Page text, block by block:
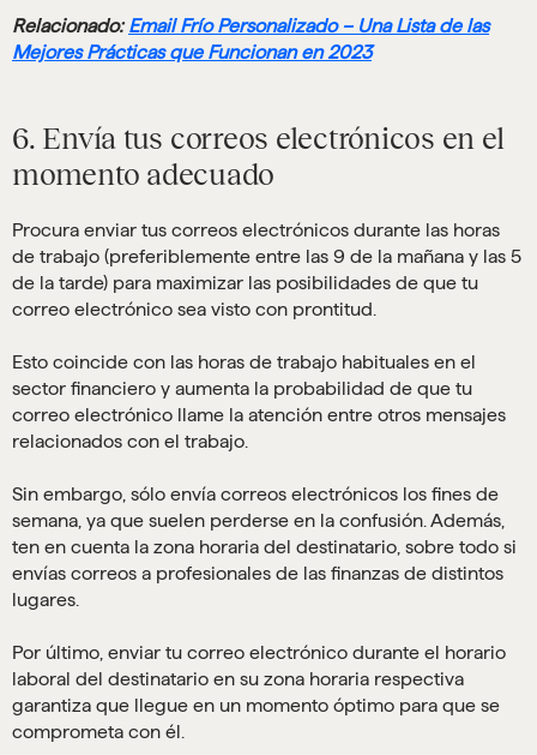
Relacionado: Email Frío Personalizado – Una Lista de las
Mejores Prácticas que Funcionan en 2023
6. Envía tus correos electrónicos en el
momento adecuado
Procura enviar tus correos electrónicos durante las horas
de trabajo (preferiblemente entre las 9 de la mañana y las 5
de la tarde) para maximizar las posibilidades de que tu
correo electrónico sea visto con prontitud.
Esto coincide con las horas de trabajo habituales en el
sector financiero y aumenta la probabilidad de que tu
correo electrónico llame la atención entre otros mensajes
relacionados con el trabajo.
Sin embargo, sólo envía correos electrónicos los fines de
semana, ya que suelen perderse en la confusión. Además,
ten en cuenta la zona horaria del destinatario, sobre todo si
envías correos a profesionales de las finanzas de distintos
lugares.
Por último, enviar tu correo electrónico durante el horario
laboral del destinatario en su zona horaria respectiva
garantiza que llegue en un momento óptimo para que se
comprometa con él.